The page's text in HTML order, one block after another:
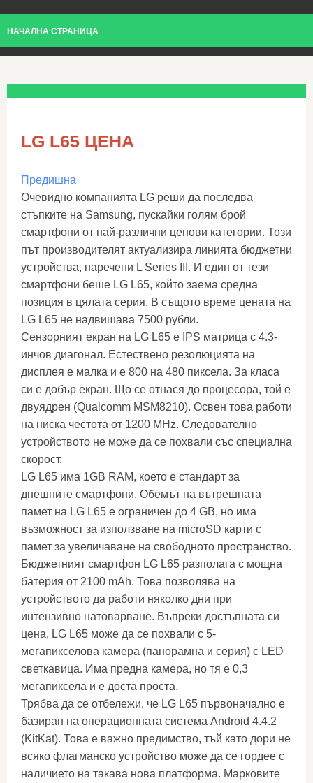
НАЧАЛНА СТРАНИЦА
LG L65 ЦЕНА
Предишна
Очевидно компанията LG реши да последва
стъпките на Samsung, пускайки голям брой
смартфони от най-различни ценови категории. Този
път производителят актуализира линията бюджетни
устройства, наречени L Series III. И един от тези
смартфони беше LG L65, който заема средна
позиция в цялата серия. В същото време цената на
LG L65 не надвишава 7500 рубли.
Сензорният екран на LG L65 е IPS матрица с 4.3-
инчов диагонал. Естествено резолюцията на
дисплея е малка и е 800 на 480 пиксела. За класа
си е добър екран. Що се отнася до процесора, той е
двуядрен (Qualcomm MSM8210). Освен това работи
на ниска честота от 1200 MHz. Следователно
устройството не може да се похвали със специална
скорост.
LG L65 има 1GB RAM, което е стандарт за
днешните смартфони. Обемът на вътрешната
памет на LG L65 е ограничен до 4 GB, но има
възможност за използване на microSD карти с
памет за увеличаване на свободното пространство.
Бюджетният смартфон LG L65 разполага с мощна
батерия от 2100 mAh. Това позволява на
устройството да работи няколко дни при
интензивно натоварване. Въпреки достъпната си
цена, LG L65 може да се похвали с 5-
мегапикселова камера (панорамна и серия) с LED
светкавица. Има предна камера, но тя е 0,3
мегапиксела и е доста проста.
Трябва да се отбележи, че LG L65 първоначално е
базиран на операционната система Android 4.4.2
(KitKat). Това е важно предимство, тъй като дори не
всяко флагманско устройство може да се гордее с
наличието на такава нова платформа. Марковите